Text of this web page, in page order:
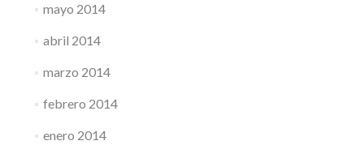
mayo 2014
abril 2014
marzo 2014
febrero 2014
enero 2014